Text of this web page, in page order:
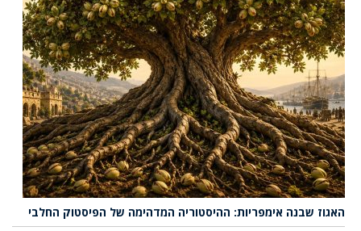
האגוז שבנה אימפריות: ההיסטוריה המדהימה של הפיסטוק החלבי